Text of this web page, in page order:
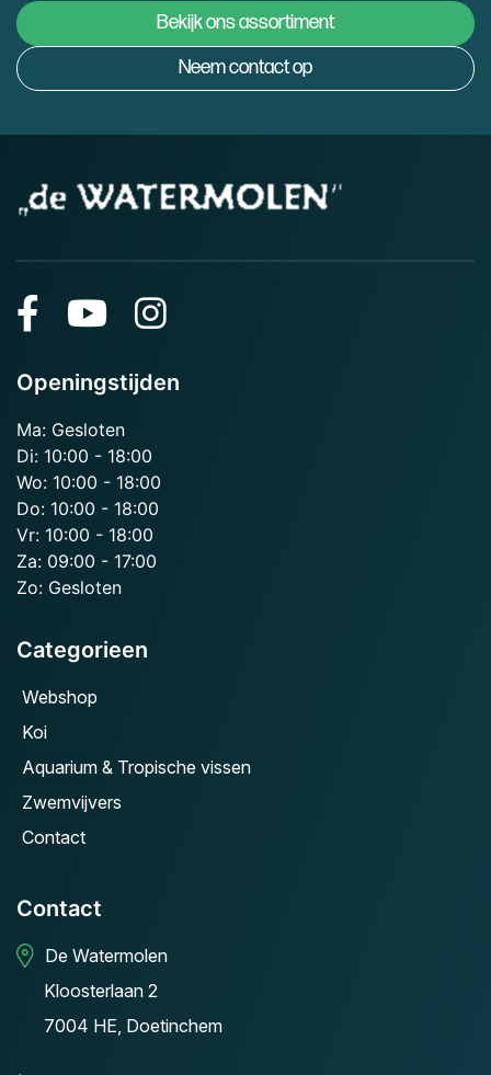
Bekijk ons assortiment
Neem contact op
Openingstijden
Ma: Gesloten
Di: 10:00 - 18:00
Wo: 10:00 - 18:00
Do: 10:00 - 18:00
Vr: 10:00 - 18:00
Za: 09:00 - 17:00
Zo: Gesloten
Categorieen
Webshop
Koi
Aquarium & Tropische vissen
Zwemvijvers
Contact
Contact
De Watermolen
Kloosterlaan 2
7004 HE, Doetinchem